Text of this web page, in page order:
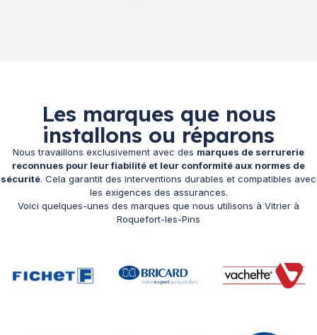
Les marques que nous
installons ou réparons
Nous travaillons exclusivement avec des marques de serrurerie
reconnues pour leur fiabilité et leur conformité aux normes de
sécurité. Cela garantit des interventions durables et compatibles avec
les exigences des assurances.
Voici quelques-unes des marques que nous utilisons à Vitrier à
Roquefort-les-Pins